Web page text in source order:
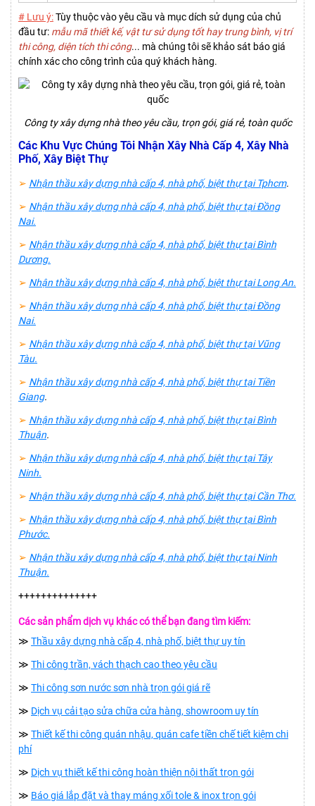
# Lưu ý:Tùy thuộc vào yêu cầu và mục dích sử dụng của chủ
đầu tư: mẫu mã thiết kế, vật tư sử dụng tốt hay trung bình, vị trí
thi công, diện tích thi công... mà chúng tôi sẽ khảo sát báo giá
chính xác cho công trình của quý khách hàng.
Công ty xây dựng nhà theo yêu cầu, trọn gói, giá rẻ, toàn quốc
Các Khu Vực Chúng Tôi Nhận Xây Nhà Cấp 4, Xây Nhà
Phố, Xây Biệt Thự
➢ Nhận thầu xây dựng nhà cấp 4, nhà phố, biệt thự tại Tphcm.
➢ Nhận thầu xây dựng nhà cấp 4, nhà phố, biệt thự tại Đồng
Nai.
➢ Nhận thầu xây dựng nhà cấp 4, nhà phố, biệt thự tại Bình
Dương.
➢ Nhận thầu xây dựng nhà cấp 4, nhà phố, biệt thự tại Long An.
➢ Nhận thầu xây dựng nhà cấp 4, nhà phố, biệt thự tại Đồng
Nai.
➢ Nhận thầu xây dựng nhà cấp 4, nhà phố, biệt thự tại Vũng
Tàu.
➢ Nhận thầu xây dựng nhà cấp 4, nhà phố, biệt thự tại Tiền
Giang.
➢ Nhận thầu xây dựng nhà cấp 4, nhà phố, biệt thự tại Bình
Thuận.
➢ Nhận thầu xây dựng nhà cấp 4, nhà phố, biệt thự tại Tây
Ninh.
➢ Nhận thầu xây dựng nhà cấp 4, nhà phố, biệt thự tại Cần Thơ.
➢ Nhận thầu xây dựng nhà cấp 4, nhà phố, biệt thự tại Bình
Phước.
➢ Nhận thầu xây dựng nhà cấp 4, nhà phố, biệt thự tại Ninh
Thuận.
++++++++++++++
Các sản phẩm dịch vụ khác có thể bạn đang tìm kiếm:
≫ Thầu xây dựng nhà cấp 4, nhà phố, biệt thự uy tín
≫ Thi công trần, vách thạch cao theo yêu cầu
≫ Thi công sơn nước sơn nhà trọn gói giá rẽ
≫ Dịch vụ cải tạo sửa chữa cửa hàng, showroom uy tín
≫ Thiết kế thi công quán nhậu, quán cafe tiền chế tiết kiệm chi
phí
≫ Dịch vụ thiết kế thi công hoàn thiện nội thất trọn gói
≫ Báo giá lắp đặt và thay máng xối tole & inox trọn gói